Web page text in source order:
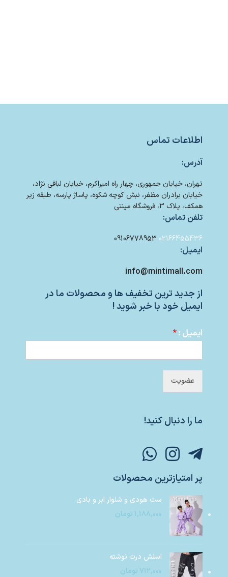
اطلاعات تماس
آدرس:
تهران، خیابان جمهوری، چهار راه امیراکرم، خیابان لبافی نژاد،
خیابان برادران مظفر، نبش کوچه شکوه، پاساژ پارسه، طبقه زیر
همکف، پلاک 3، فروشگاه مینتی
تلفن تماس:
02166455436
09106778953
ایمیل:
info@mintimall.com
از جدید ترین تخفیف ها و محصولات ما در
ایمیل خود با خبر شوید !
ایمیل :*
عضویت
ما را دنبال کنید!
پر امتیازترین محصولات
ست هودی و شلوار ابر و بادی
۱,۱۸۸,۰۰۰ تومان
اسلش درث نوشته
۷۱۲,۰۰۰ تومان